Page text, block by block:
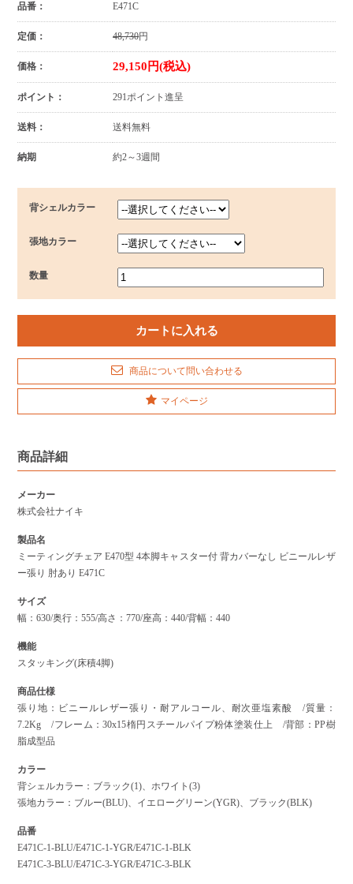
品番： E471C
定価： 48,730円
価格： 29,150円(税込)
ポイント： 291ポイント進呈
送料： 送料無料
納期 約2～3週間
背シェルカラー
張地カラー
数量
商品について問い合わせる
マイページ
商品詳細
メーカー
株式会社ナイキ
製品名
ミーティングチェア E470型 4本脚キャスター付 背カバーなし ビニールレザ
ー張り 肘あり E471C
サイズ
幅：630/奥行：555/高さ：770/座高：440/背幅：440
機能
スタッキング(床積4脚)
商品仕様
張り地：ビニールレザー張り・耐アルコール、耐次亜塩素酸 /質量：
7.2Kg /フレーム：30x15楕円スチールパイプ粉体塗装仕上 /背部：PP樹
脂成型品
カラー
背シェルカラー：ブラック(1)、ホワイト(3)
張地カラー：ブルー(BLU)、イエローグリーン(YGR)、ブラック(BLK)
品番
E471C-1-BLU/E471C-1-YGR/E471C-1-BLK
E471C-3-BLU/E471C-3-YGR/E471C-3-BLK